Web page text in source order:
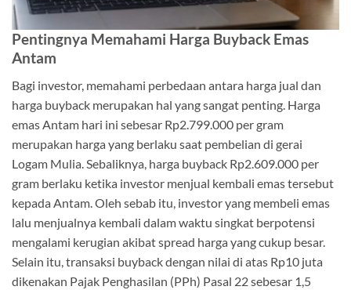
Pentingnya Memahami Harga Buyback Emas
Antam
Bagi investor, memahami perbedaan antara harga jual dan
harga buyback merupakan hal yang sangat penting. Harga
emas Antam hari ini sebesar Rp2.799.000 per gram
merupakan harga yang berlaku saat pembelian di gerai
Logam Mulia. Sebaliknya, harga buyback Rp2.609.000 per
gram berlaku ketika investor menjual kembali emas tersebut
kepada Antam. Oleh sebab itu, investor yang membeli emas
lalu menjualnya kembali dalam waktu singkat berpotensi
mengalami kerugian akibat spread harga yang cukup besar.
Selain itu, transaksi buyback dengan nilai di atas Rp10 juta
dikenakan Pajak Penghasilan (PPh) Pasal 22 sebesar 1,5